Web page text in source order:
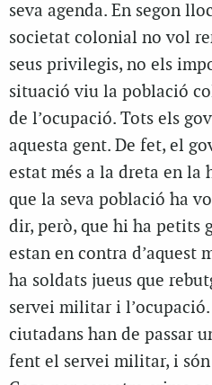
seva agenda. En segon
societat colonial no vol
seus privilegis, no els
situació viu la població
de l’ocupació. Tots els
aquesta gent. De fet, el
estat més a la dreta en la
que la seva població ha
dir, però, que hi ha petits
estan en contra d’aquest
ha soldats jueus que
servei militar i
ciutadans han de passar
fent el servei militar, i